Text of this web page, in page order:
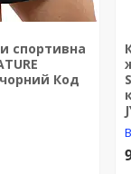
спортивна
чорний Код